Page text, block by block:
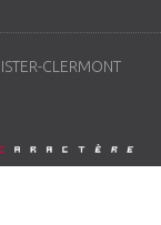
CLERMONT